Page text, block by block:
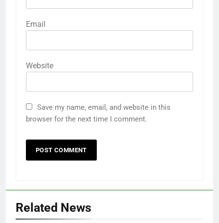
Email
Website
Save my name, email, and website in this
browser for the next time I comment.
Related News